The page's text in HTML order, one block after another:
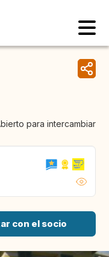
para intercambiar
con el socio